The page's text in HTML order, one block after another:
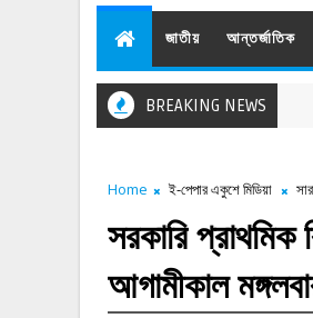
জাতীয় আন্তর্জাতিক
BREAKING NEWS
Home ই-পেপার একুশে মিডিয়া
সরকারি প্রাথমিক
আগামীকাল